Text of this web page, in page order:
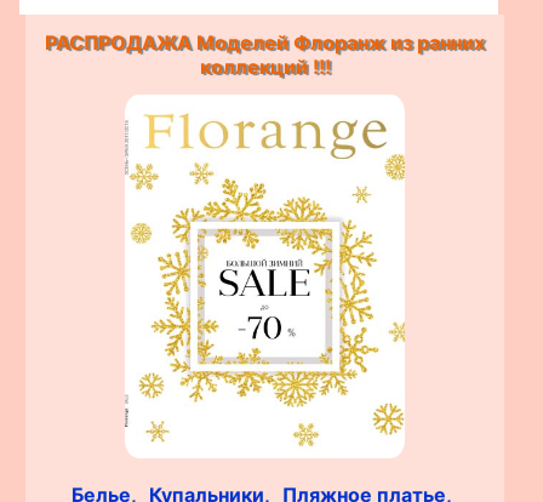
РАСПРОДАЖА Моделей Флоранж из ранних
коллекций !!!
Белье, Купальники, Пляжное платье,